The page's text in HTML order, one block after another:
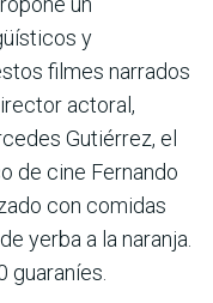
y
filmes narrados
actoral,
Gutiérrez, el
de cine Fernando
con comidas
yerba a la naranja.
guaraníes.